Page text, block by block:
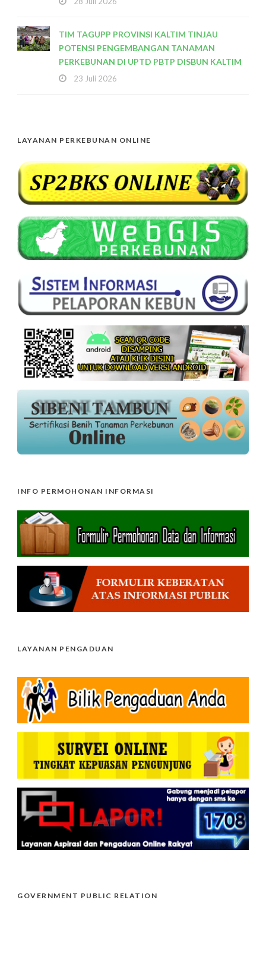
TIM TAGUPP PROVINSI KALTIM TINJAU
POTENSI PENGEMBANGAN TANAMAN
PERKEBUNAN DI UPTD PBTP DISBUN KALTIM
23 Juli 2026
LAYANAN PERKEBUNAN ONLINE
INFO PERMOHONAN INFORMASI
LAYANAN PENGADUAN
GOVERNMENT PUBLIC RELATION